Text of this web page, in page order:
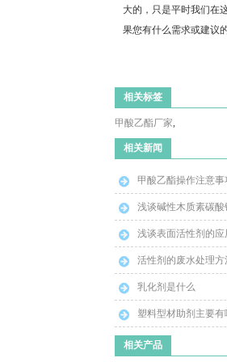
大的，只是平时我们在
果您有什么需求或建议
相关标签
甲酸乙酯厂家,
相关新闻
甲酸乙酯操作注意事
浅谈碱性木质素碳酸
浅谈表面活性剂的应
活性剂的废水处理方
乳化剂是什么
塑料型材助剂主要有
相关产品